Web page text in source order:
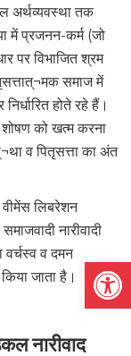
अर्थव्यवस्था तक
में प्रजनन-कर्म (जो
पर विभाजित श्रम
समाज में
होते रहे हैं।
को खत्म करना
व पितृसत्ता का अंत
वीमेंस लिबरेशन
नारीवादी
वर्चस्व व दमन
जाता है।
नारीवाद